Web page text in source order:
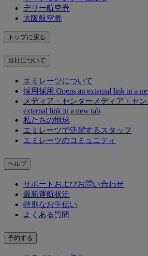
デリー航空券
大阪航空券
トップに戻る
当社について
エミレーツについて
採用採用 Opens an external link in a
メディア・センター メディア・セン
external link in a new tab
私たちの地球
エミレーツで活躍するスタッフ
エミレーツのコミュニティ
ヘルプ
サポートおよびお問い合わせ
最新運航状況
特別なお手伝い
よくある質問
予約する